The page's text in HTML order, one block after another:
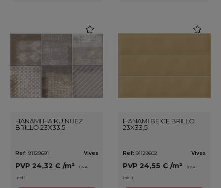
HANAMI HAIKU NUEZ
BRILLO 23X33,5
Ref: 91129691 Vives
PVP 24,32 € /m² (IVA
incl.)
HANAMI BEIGE BRILLO
23X33,5
Ref: 91129602 Vives
PVP 24,55 € /m² (IVA
incl.)